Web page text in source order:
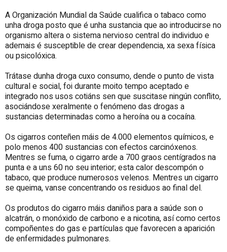
A Organización Mundial da Saúde cualifica o tabaco como
unha droga posto que é unha sustancia que ao introducirse no
organismo altera o sistema nervioso central do individuo e
ademais é susceptible de crear dependencia, xa sexa física
ou psicolóxica.
Trátase dunha droga cuxo consumo, dende o punto de vista
cultural e social, foi durante moito tempo aceptado e
integrado nos usos cotiáns sen que suscitase ningún conflito,
asociándose xeralmente o fenómeno das drogas a
sustancias determinadas como a heroína ou a cocaína.
Os cigarros conteñen máis de 4.000 elementos químicos, e
polo menos 400 sustancias con efectos carcinóxenos.
Mentres se fuma, o cigarro arde a 700 graos centígrados na
punta e a uns 60 no seu interior; esta calor descompón o
tabaco, que produce numerosos velenos. Mentres un cigarro
se queima, vanse concentrando os residuos ao final del.
Os produtos do cigarro máis daniños para a saúde son o
alcatrán, o monóxido de carbono e a nicotina, así como certos
compoñentes do gas e partículas que favorecen a aparición
de enfermidades pulmonares.